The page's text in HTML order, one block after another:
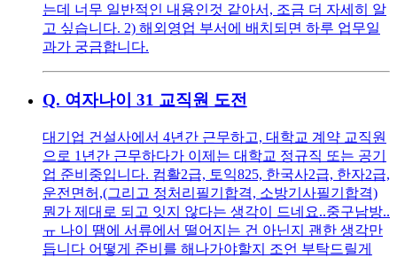
는데 너무 일반적인 내용인것 같아서, 조금 더 자세히 알
고 싶습니다. 2) 해외영업 부서에 배치되면 하루 업무일
과가 궁금합니다.
Q. 여자나이 31 교직원 도전
대기업 건설사에서 4년간 근무하고, 대학교 계약 교직원
으로 1년간 근무하다가 이제는 대학교 정규직 또는 공기
업 준비중입니다. 컴활2급, 토익825, 한국사2급, 한자2급,
운전면허,(그리고 정처리필기합격, 소방기사필기합격)
뭔가 제대로 되고 잇지 않다는 생각이 드네요..중구남방..
ㅠ 나이 땜에 서류에서 떨어지는 건 아닌지 괜한 생각만
듭니다 어떻게 준비를 해나가야할지 조언 부탁드릴게